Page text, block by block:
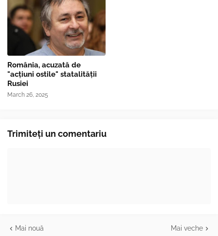
România, acuzată de
"acțiuni ostile" statalității
Rusiei
March 26, 2025
Trimiteți un comentariu
Mai nouă Mai veche